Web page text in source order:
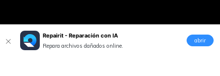
Repairit - Reparación con IA
Repara archivos dañados online.
abrir